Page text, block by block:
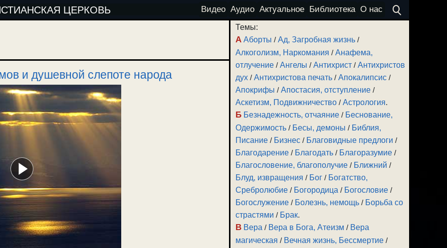
ЦЕРКОВЬ Видео Аудио Актуальное Библиотека О нас
и душевной слепоте народа
Темы:
А Аборты /Ад, Загробная жизнь /
Алкоголизм, Наркомания /Анафема,
отлучение /Ангелы /Антихрист /Антихристов
дух /Антихристова печать /Апокалипсис /
Апокрифы /Апостасия, отступление /
Аскетизм, Подвижничество /Астрология.
Б Безнадежность, отчаяние / Беснование,
Одержимость / Бесы, демоны / Библия,
Писание / Бизнес / Благовидные предлоги /
Благодарение / Благодать / Благоразумие /
Благословение, благополучие / Ближний /
Блуд, извращения / Бог / Богатство,
Сребролюбие / Богородица / Богословие /
Богослужение / Болезнь, немощь / Борьба со
страстями / Брак.
В Вера / Вера в Бога, Атеизм / Вера
магическая / Вечная жизнь, Бессмертие /